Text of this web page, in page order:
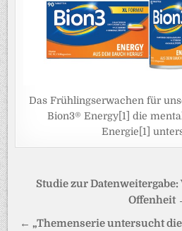
Das Frühlingserwachen für
Bion3® Energy[1] die
Energie[1]
Studie zur
Offenheit
← „Themenserie untersucht